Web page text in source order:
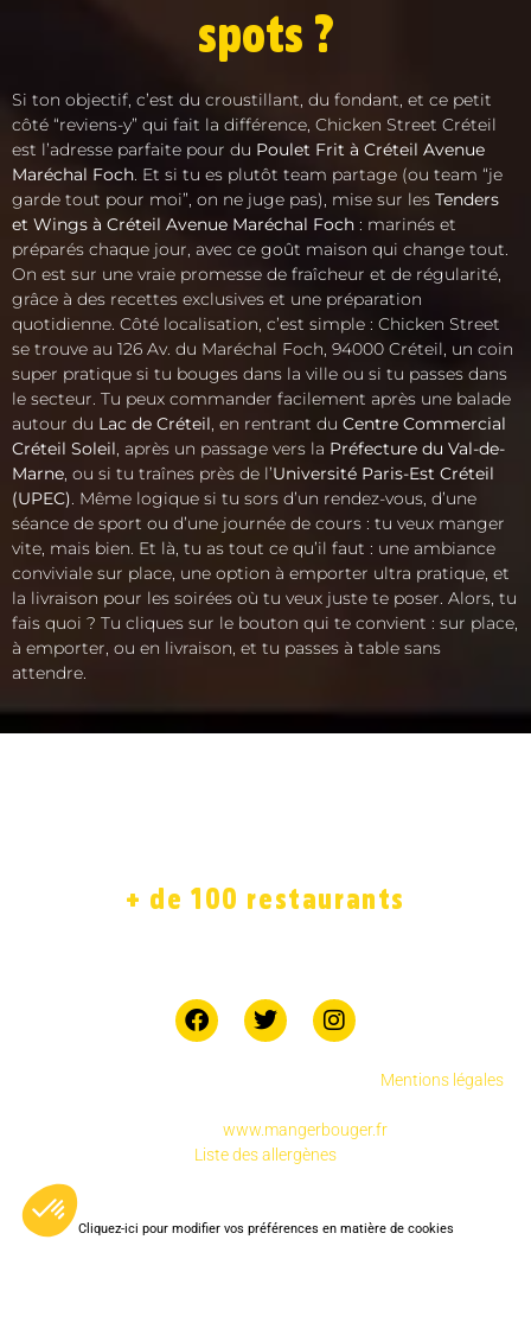
spots ?
Si ton objectif, c’est du croustillant, du fondant, et ce petit
côté “reviens-y” qui fait la différence, Chicken Street Créteil
est l’adresse parfaite pour du Poulet Frit à Créteil Avenue
Maréchal Foch . Et si tu es plutôt team partage (ou team “je
garde tout pour moi”, on ne juge pas), mise sur les Tenders
et Wings à Créteil Avenue Maréchal Foch : marinés et
préparés chaque jour, avec ce goût maison qui change tout.
On est sur une vraie promesse de fraîcheur et de régularité,
grâce à des recettes exclusives et une préparation
quotidienne. Côté localisation, c’est simple : Chicken Street
se trouve au 126 Av. du Maréchal Foch, 94000 Créteil, un coin
super pratique si tu bouges dans la ville ou si tu passes dans
le secteur. Tu peux commander facilement après une balade
autour du Lac de Créteil , en rentrant du Centre Commercial
Créteil Soleil , après un passage vers la Préfecture du Val-de-
Marne , ou si tu traînes près de l’Université Paris-Est Créteil
(UPEC) . Même logique si tu sors d’un rendez-vous, d’une
séance de sport ou d’une journée de cours : tu veux manger
vite, mais bien. Et là, tu as tout ce qu’il faut : une ambiance
conviviale sur place, une option à emporter ultra pratique, et
la livraison pour les soirées où tu veux juste te poser. Alors, tu
fais quoi ? Tu cliques sur le bouton qui te convient : sur place,
à emporter, ou en livraison, et tu passes à table sans
attendre.
+ de 100 restaurants
Mentions légales
www.mangerbouger.fr
Liste des allergènes
Cliquez-ici pour modifier vos préférences en matière de cookies